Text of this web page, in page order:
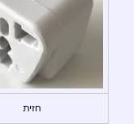
חזית